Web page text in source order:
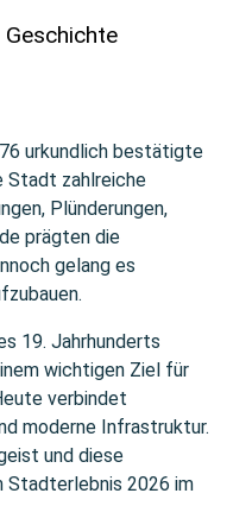
urkundlich bestätigte
Stadt zahlreiche
Plünderungen,
prägten die
gelang es
19. Jahrhunderts
wichtigen Ziel für
verbindet
moderne Infrastruktur.
und diese
Stadterlebnis 2026 im